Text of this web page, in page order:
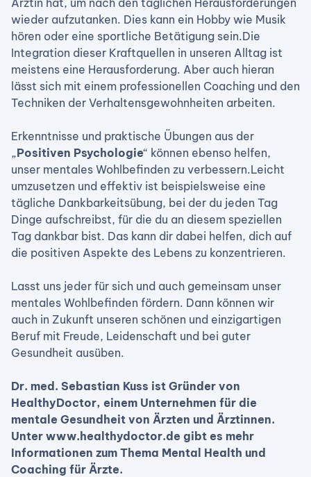
wieder aufzutanken. Dies kann ein Hobby wie Musik
hören oder eine sportliche Betätigung sein.Die
Integration dieser Kraftquellen in unseren Alltag ist
meistens eine Herausforderung. Aber auch hieran
lässt sich mit einem professionellen Coaching und den
Techniken der Verhaltensgewohnheiten arbeiten.
Erkenntnisse und praktische Übungen aus der
„Positiven Psychologie“ können ebenso helfen,
unser mentales Wohlbefinden zu verbessern.Leicht
umzusetzen und effektiv ist beispielsweise eine
tägliche Dankbarkeitsübung, bei der du jeden Tag
Dinge aufschreibst, für die du an diesem speziellen
Tag dankbar bist. Das kann dir dabei helfen, dich auf
die positiven Aspekte des Lebens zu konzentrieren.
Lasst uns jeder für sich und auch gemeinsam unser
mentales Wohlbefinden fördern. Dann können wir
auch in Zukunft unseren schönen und einzigartigen
Beruf mit Freude, Leidenschaft und bei guter
Gesundheit ausüben.
Dr. med. Sebastian Kuss ist Gründer von
HealthyDoctor, einem Unternehmen für die
mentale Gesundheit von Ärzten und Ärztinnen.
Unter www.healthydoctor.de gibt es mehr
Informationen zum Thema Mental Health und
Coaching für Ärzte.